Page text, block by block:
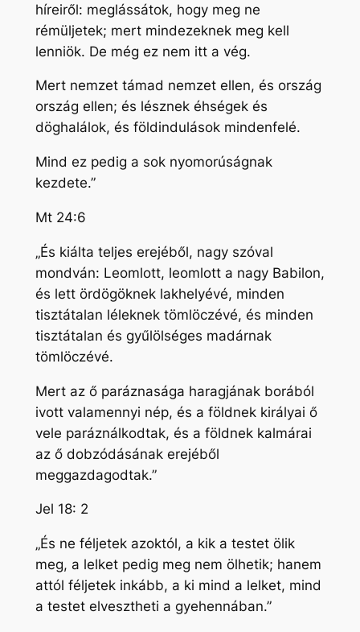
híreiről: meglássátok, hogy meg ne
rémüljetek; mert mindezeknek meg kell
lenniök. De még ez nem itt a vég.
Mert nemzet támad nemzet ellen, és ország
ország ellen; és lésznek éhségek és
döghalálok, és földindulások mindenfelé.
Mind ez pedig a sok nyomorúságnak
kezdete.”
Mt 24:6
„És kiálta teljes erejéből, nagy szóval
mondván: Leomlott, leomlott a nagy Babilon,
és lett ördögöknek lakhelyévé, minden
tisztátalan léleknek tömlöczévé, és minden
tisztátalan és gyűlölséges madárnak
tömlöczévé.
Mert az ő paráznasága haragjának borából
ivott valamennyi nép, és a földnek királyai ő
vele paráználkodtak, és a földnek kalmárai
az ő dobzódásának erejéből
meggazdagodtak.”
Jel 18: 2
„És ne féljetek azoktól, a kik a testet ölik
meg, a lelket pedig meg nem ölhetik; hanem
attól féljetek inkább, a ki mind a lelket, mind
a testet elvesztheti a gyehennában.”